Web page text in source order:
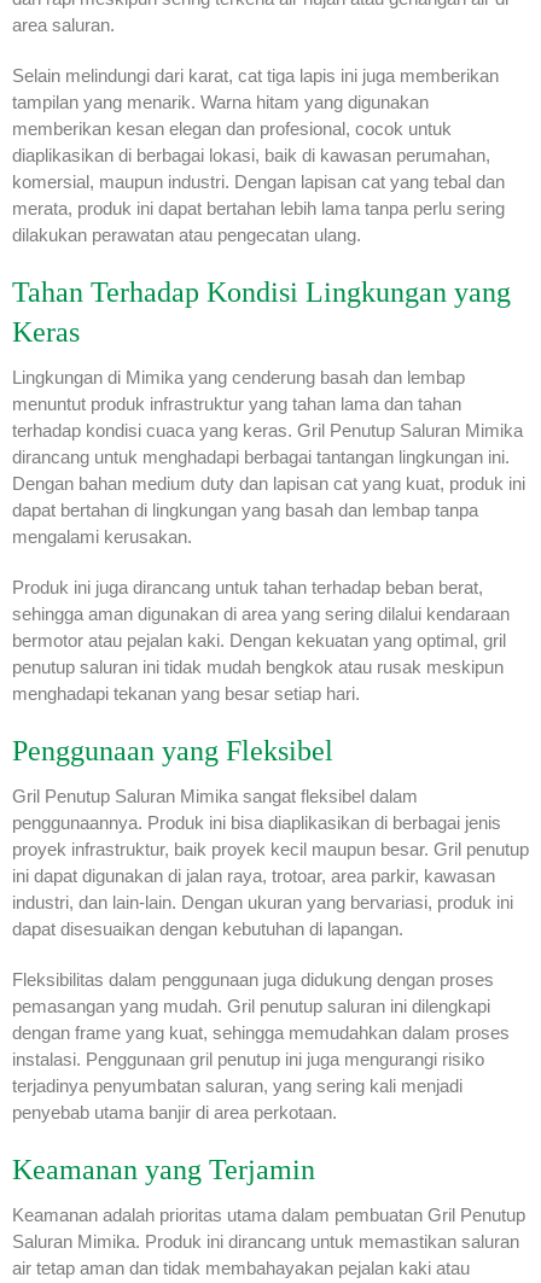
area saluran.
Selain melindungi dari karat, cat tiga lapis ini juga memberikan
tampilan yang menarik. Warna hitam yang digunakan
memberikan kesan elegan dan profesional, cocok untuk
diaplikasikan di berbagai lokasi, baik di kawasan perumahan,
komersial, maupun industri. Dengan lapisan cat yang tebal dan
merata, produk ini dapat bertahan lebih lama tanpa perlu sering
dilakukan perawatan atau pengecatan ulang.
Tahan Terhadap Kondisi Lingkungan yang
Keras
Lingkungan di Mimika yang cenderung basah dan lembap
menuntut produk infrastruktur yang tahan lama dan tahan
terhadap kondisi cuaca yang keras. Gril Penutup Saluran Mimika
dirancang untuk menghadapi berbagai tantangan lingkungan ini.
Dengan bahan medium duty dan lapisan cat yang kuat, produk ini
dapat bertahan di lingkungan yang basah dan lembap tanpa
mengalami kerusakan.
Produk ini juga dirancang untuk tahan terhadap beban berat,
sehingga aman digunakan di area yang sering dilalui kendaraan
bermotor atau pejalan kaki. Dengan kekuatan yang optimal, gril
penutup saluran ini tidak mudah bengkok atau rusak meskipun
menghadapi tekanan yang besar setiap hari.
Penggunaan yang Fleksibel
Gril Penutup Saluran Mimika sangat fleksibel dalam
penggunaannya. Produk ini bisa diaplikasikan di berbagai jenis
proyek infrastruktur, baik proyek kecil maupun besar. Gril penutup
ini dapat digunakan di jalan raya, trotoar, area parkir, kawasan
industri, dan lain-lain. Dengan ukuran yang bervariasi, produk ini
dapat disesuaikan dengan kebutuhan di lapangan.
Fleksibilitas dalam penggunaan juga didukung dengan proses
pemasangan yang mudah. Gril penutup saluran ini dilengkapi
dengan frame yang kuat, sehingga memudahkan dalam proses
instalasi. Penggunaan gril penutup ini juga mengurangi risiko
terjadinya penyumbatan saluran, yang sering kali menjadi
penyebab utama banjir di area perkotaan.
Keamanan yang Terjamin
Keamanan adalah prioritas utama dalam pembuatan Gril Penutup
Saluran Mimika. Produk ini dirancang untuk memastikan saluran
air tetap aman dan tidak membahayakan pejalan kaki atau